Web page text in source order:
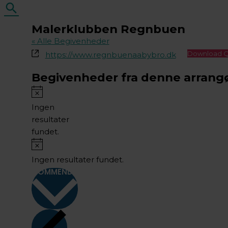
Søg
Malerklubben Regnbuen
« Alle Begivenheder
Hjemmeside
https://www.regnbuenaabybro.dk Download
Begivenheder fra denne
Notice
Ingen
resultater
fundet.
Notice
Ingen resultater fundet.
KOMMENDE
dato.